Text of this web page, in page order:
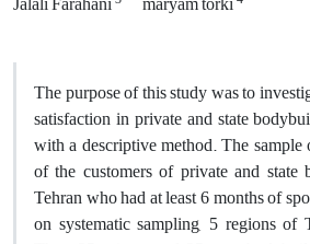
The purpose of this study was to
satisfaction in private and state
with a descriptive method. The
of the customers of private and
Tehran who had at least 6 months of
on systematic sampling, 5 regions of